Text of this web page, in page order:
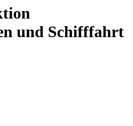
und Schifffahrt